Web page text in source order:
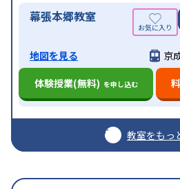
幕張本郷教室
地図を見る
京
体験授業(無料) を申し込む
教室をもっ